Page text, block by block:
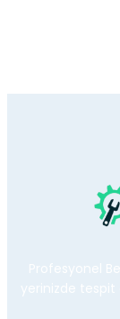
Profesyonel
yerinizde tespit